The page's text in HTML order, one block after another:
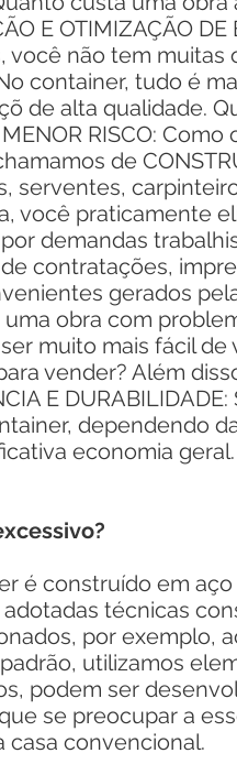
E OTIMIZAÇÃO DE
não tem muitas
container, tudo é
de alta qualidade.
RISCO:
de
serventes,
você praticamente
demandas
contratações,
gerados
obra com
muito mais fácil de
vender? Além
E DURABILIDADE:
dependendo
economia geral.
é construído em aço
técnicas
por exemplo,
utilizamos
podem ser
se preocupar a
casa convencional.